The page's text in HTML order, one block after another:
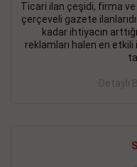
Ticari ilan çeşidi, firma ve
çerçeveli gazete
kadar ihtiyacın
reklamları halen en
Detaylı
BAKIRKÖY SATILIK
KARTALTEPEde